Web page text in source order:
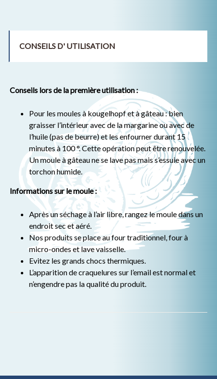
CONSEILS D' UTILISATION
Conseils lors de la première utilisation :
Pour les moules à kougelhopf et à gâteau : bien
graisser l’intérieur avec de la margarine ou avec de
l’huile (pas de beurre) et les enfourner durant 15
minutes à 100 °. Cette opération peut être renouvelée.
Un moule à gâteau ne se lave pas mais s’essuie avec un
torchon humide.
Informations sur le moule :
Après un séchage à l’air libre, rangez le moule dans un
endroit sec et aéré.
Nos produits se place au four traditionnel, four à
micro-ondes et lave vaisselle.
Evitez les grands chocs thermiques.
L’apparition de craquelures sur l’email est normal et
n’engendre pas la qualité du produit.